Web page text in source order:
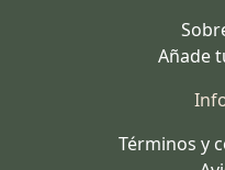
Añade
Términos y